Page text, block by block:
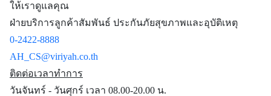
ให้เราดูแลคุณ
ฝ่ายบริการลูกค้าสัมพันธ์ ประกันภัยสุขภาพและอุบัติเหตุ
0-2422-8888
AH_CS@viriyah.co.th
ติดต่อเวลาทำการ
วันจันทร์ - วันศุกร์ เวลา 08.00-20.00 น.